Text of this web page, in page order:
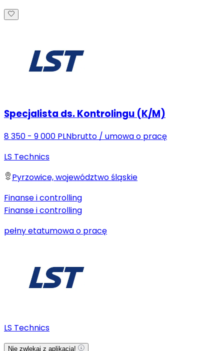
Specjalista ds. Kontrolingu (K/M)
8 350 - 9 000 PLNbrutto / umowa o pracę
LS Technics
Pyrzowice, województwo śląskie
Finanse i controlling
Finanse i controlling
pełny etatumowa o pracę
LS Technics
Nie zwlekaj z aplikacją!